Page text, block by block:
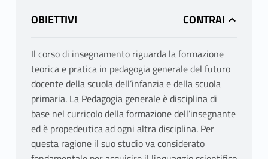
OBIETTIVI
Il corso di insegnamento riguarda la formazione
teorica e pratica in pedagogia generale del futuro
docente della scuola dell’infanzia e della scuola
primaria. La Pedagogia generale è disciplina di
base nel curricolo della formazione dell’insegnante
ed è propedeutica ad ogni altra disciplina. Per
questa ragione il suo studio va considerato